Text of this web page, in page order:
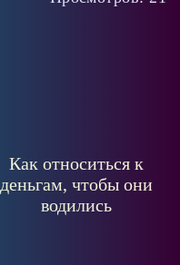
Как относиться к
деньгам, чтобы они
водились